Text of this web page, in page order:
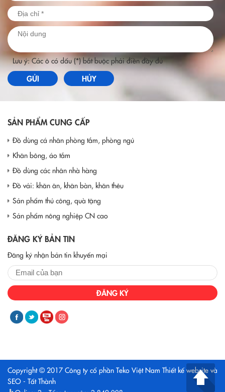
Lưu ý: Các ô có dấu (*) bắt buộc phải điền đầy đủ
GỬI HỦY
SẢN PHẨM CUNG CẤP
Đồ dùng cá nhân phòng tắm, phòng ngủ
Khăn bông, áo tắm
Đồ dùng các nhân nhà hàng
Đồ vải: khăn ăn, khăn bàn, khăn thêu
Sản phẩm thủ công, quà tặng
Sản phẩm nông nghiệp CN cao
ĐĂNG KÝ BẢN TIN
Đăng ký nhận bản tin khuyến mại
ĐĂNG KÝ
Copyright © 2017 Công ty cổ phần Teko Việt Nam Thiết kế website và
SEO - Tất Thành